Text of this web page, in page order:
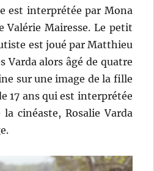
est interprétée par Mona
Valérie Mairesse. Le petit
est joué par Matthieu
Varda alors âgé de quatre
sur une image de la fille
17 ans qui est interprétée
cinéaste, Rosalie Varda